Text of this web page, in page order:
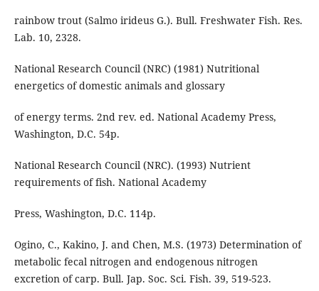
rainbow trout (Salmo irideus G.). Bull. Freshwater Fish. Res.
Lab. 10, 2328.
National Research Council (NRC) (1981) Nutritional
energetics of domestic animals and glossary
of energy terms. 2nd rev. ed. National Academy Press,
Washington, D.C. 54p.
National Research Council (NRC). (1993) Nutrient
requirements of fish. National Academy
Press, Washington, D.C. 114p.
Ogino, C., Kakino, J. and Chen, M.S. (1973) Determination of
metabolic fecal nitrogen and endogenous nitrogen
excretion of carp. Bull. Jap. Soc. Sci. Fish. 39, 519-523.